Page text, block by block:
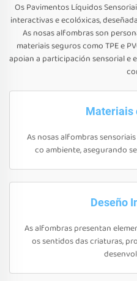
Os Pavimentos Líquidos
interactivas e ecolóxicas,
As nosas alfombras son
materiais seguros como TPE e
apoian a participación sensorial e
Materiais
As nosas alfombras
co ambiente, asegurando
Deseño
As alfombras presentan
os sentidos das criaturas,